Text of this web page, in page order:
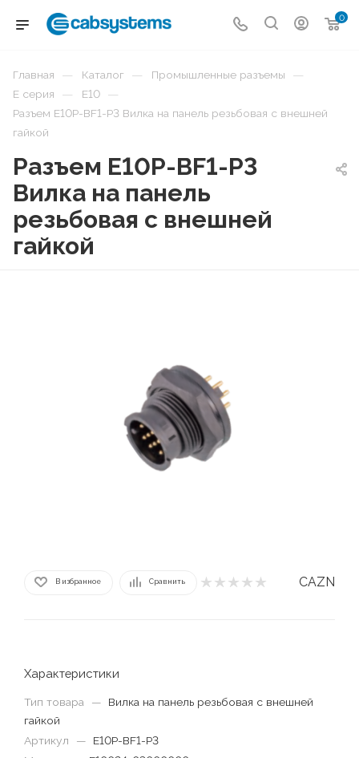
0
Главная — Каталог — Промышленные разъемы —
E серия — E10 —
Разъем E10P-BF1-P3 Вилка на панель резьбовая с внешней
гайкой
Разъем E10P-BF1-P3
Вилка на панель
резьбовая с внешней
гайкой
В избранное Сравнить CAZN
Характеристики
Тип товара —
Вилка на панель резьбовая с внешней
гайкой
Артикул
—
E10P-BF1-P3